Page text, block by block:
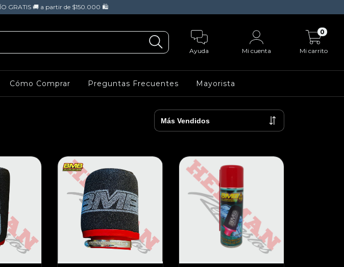
GRATIS 🚚 a partir de $150.000 🛍️
Ayuda Mi cuenta Mi carrito
0
Cómo Comprar Preguntas Frecuentes Mayorista